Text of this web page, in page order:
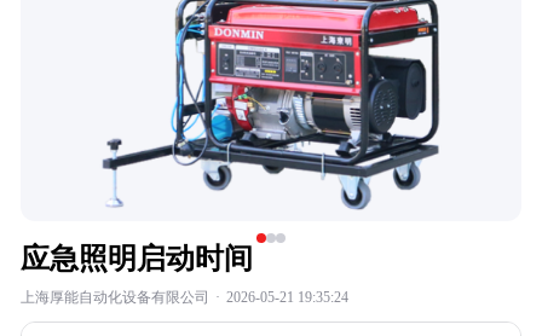
应急照明启动时间
上海厚能自动化设备有限公司 · 2026-05-21 19:35:24